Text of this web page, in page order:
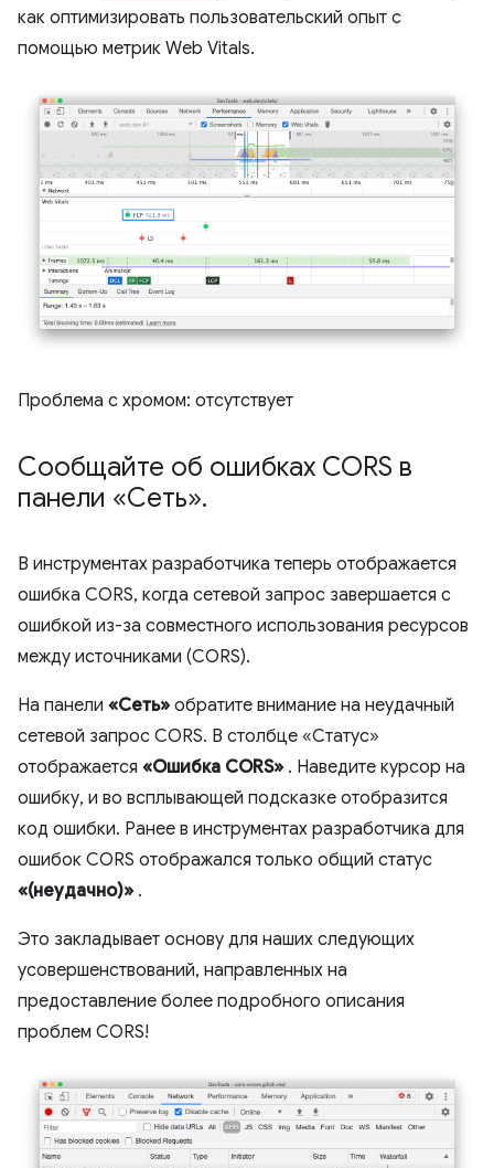
как оптимизировать пользовательский опыт с
помощью метрик Web Vitals.
Проблема с хромом: отсутствует
Сообщайте об ошибках CORS в
панели «Сеть».
В инструментах разработчика теперь отображается
ошибка CORS, когда сетевой запрос завершается с
ошибкой из-за совместного использования ресурсов
между источниками (CORS).
На панели «Сеть» обратите внимание на неудачный
сетевой запрос CORS. В столбце «Статус»
отображается «Ошибка CORS» . Наведите курсор на
ошибку, и во всплывающей подсказке отобразится
код ошибки. Ранее в инструментах разработчика для
ошибок CORS отображался только общий статус
«(неудачно)» .
Это закладывает основу для наших следующих
усовершенствований, направленных на
предоставление более подробного описания
проблем CORS!